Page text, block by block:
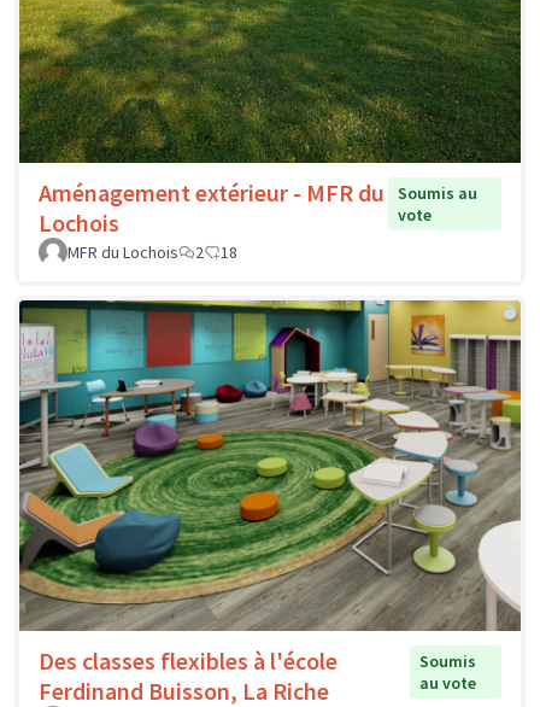
Aménagement extérieur - MFR du
Lochois
Soumis au
vote
MFR du Lochois
2 18
Des classes flexibles à l'école
Ferdinand Buisson, La Riche
Soumis
au vote